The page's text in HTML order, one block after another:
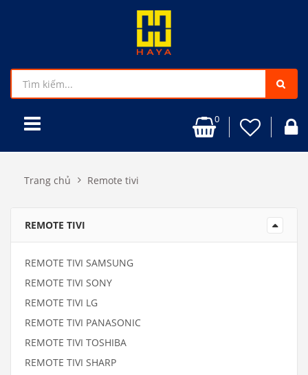
0
Trang chủ Remote tivi
REMOTE TIVI
REMOTE TIVI SAMSUNG
REMOTE TIVI SONY
REMOTE TIVI LG
REMOTE TIVI PANASONIC
REMOTE TIVI TOSHIBA
REMOTE TIVI SHARP